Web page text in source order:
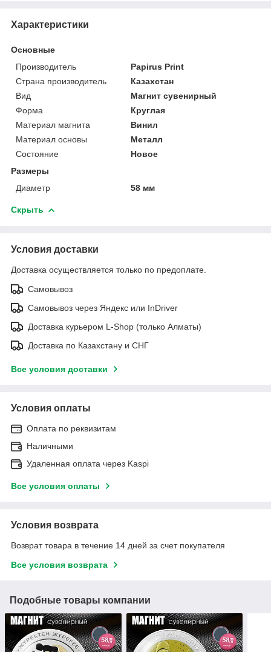
Характеристики
Основные
Производитель
Papirus Print
Страна производитель
Казахстан
Вид
Магнит сувенирный
Форма
Круглая
Материал магнита
Винил
Материал основы
Металл
Состояние
Новое
Размеры
Диаметр
58 мм
Скрыть
Условия доставки
Доставка осуществляется только по предоплате.
Самовывоз
Самовывоз через Яндекс или InDriver
Доставка курьером L-Shop (только Алматы)
Доставка по Казахстану и СНГ
Все условия доставки
Условия оплаты
Оплата по реквизитам
Наличными
Удаленная оплата через Kaspi
Все условия оплаты
Условия возврата
Возврат товара в течение 14 дней за счет покупателя
Все условия возврата
Подобные товары компании